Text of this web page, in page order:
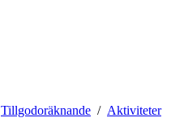
Tillgodoräknande Aktiviteter